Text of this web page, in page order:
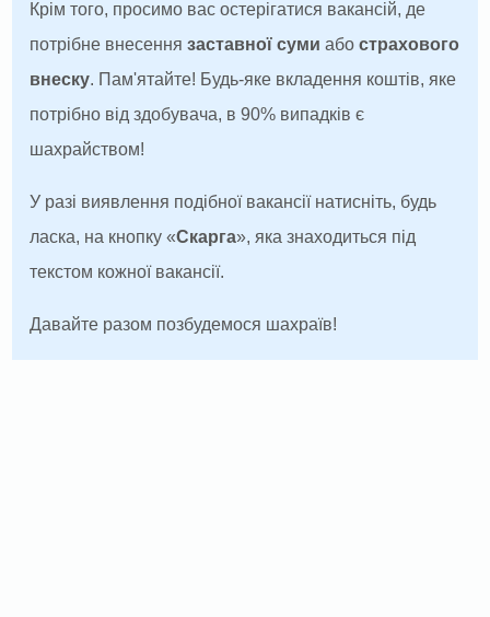
Крім того, просимо вас остерігатися вакансій, де
потрібне внесеннязаставної суми абострахового
внеску. Пам'ятайте! Будь-яке вкладення коштів, яке
потрібно від здобувача, в 90% випадків є
шахрайством!
У разі виявлення подібної вакансії натисніть, будь
ласка, на кнопку «Скарга», яка знаходиться під
текстом кожної вакансії.
Давайте разом позбудемося шахраїв!